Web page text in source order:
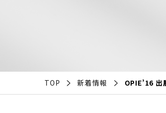
TOP 新着情報 OPIE’16 出